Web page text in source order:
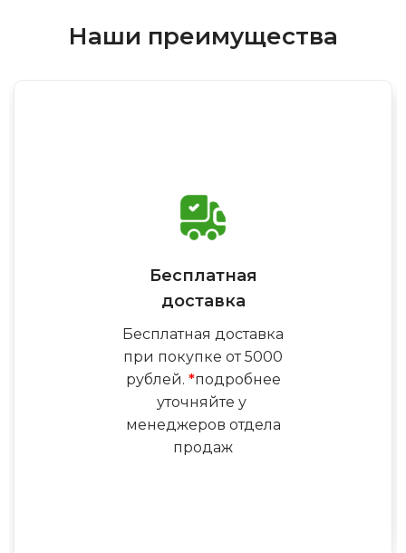
Наши преимущества
Бесплатная
доставка
Бесплатная доставка
при покупке от 5000
рублей. *подробнее
уточняйте у
менеджеров отдела
продаж